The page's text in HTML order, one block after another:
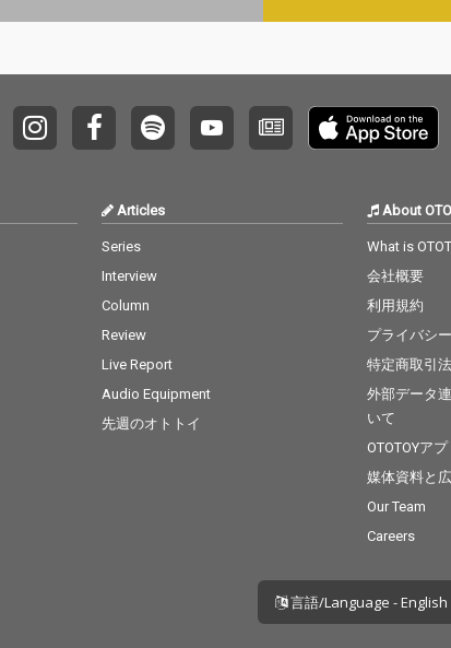
Articles
Series
Interview
Column
Review
Live Report
Audio Equipment
先週のオトトイ
About
What is
会社概要
利用規約
プライバシ
特定商取引
外部データ
いて
OTOTOYアプ
媒体資料と
Our Team
Careers
言語/Language - English